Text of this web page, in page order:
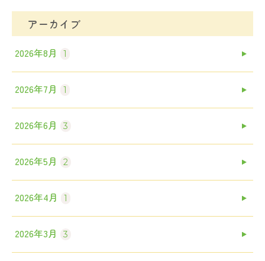
アーカイブ
2026年8月 1
2026年7月 1
2026年6月 3
2026年5月 2
2026年4月 1
2026年3月 3